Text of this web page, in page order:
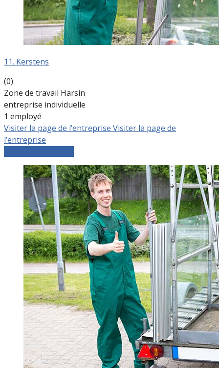
11. Kerstens
(0)
Zone de travail Harsin
entreprise individuelle
1 employé
Visiter la page de l’entreprise Visiter la page de
l’entreprise